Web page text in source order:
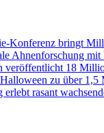
Konferenz bringt
Ahnenforschung mit
veröffentlicht 18
zu über 1,5
rasant